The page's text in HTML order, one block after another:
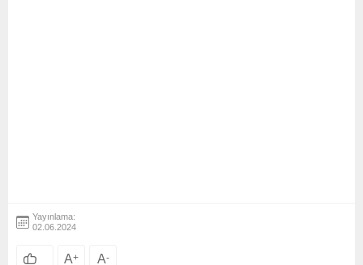
Yayınlama:
02.06.2024
A+ A-